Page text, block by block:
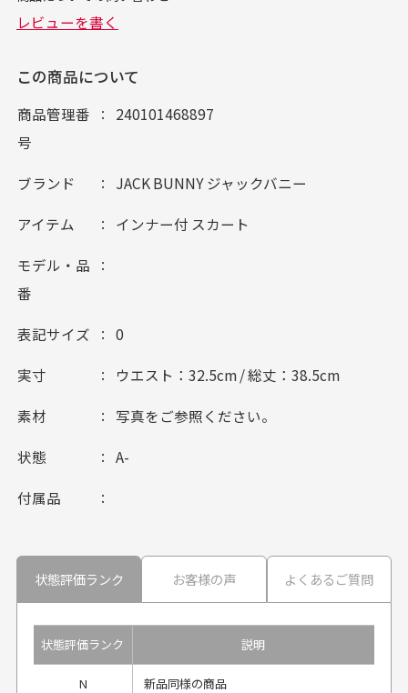
この商品について
商品管理番
号
240101468897
ブランド JACK BUNNY ジャックバニー
アイテム インナー付 スカート
モデル・品
番
表記サイズ 0
実寸 ウエスト：32.5cm / 総丈：38.5cm
素材 写真をご参照ください。
状態 A-
付属品
状態評価ランク お客様の声 よくあるご質問
状態評価ランク 説明
N 新品同様の商品